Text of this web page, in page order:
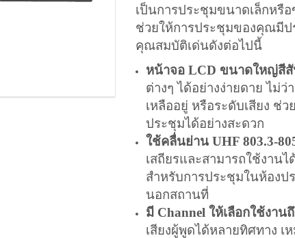
เป็นการประชุมขนาดเล็กหรื
ช่วยให้การประชุมของคุณมี
คุณสมบัติเด่นดังต่อไปนี้
หน้าจอ LCD ขนาดใหญ่สี
ต่างๆ ได้อย่างง่ายดาย ไม่ว่
เหลืออยู่ หรือระดับเสียง ช่
ประชุมได้อย่างสะดวก
ใช้คลื่นย่าน UHF 803.3-
เสถียรและสามารถใช้งานไ
สำหรับการประชุมในห้อง
นอกสถานที่
มี Channel ให้เลือกใช้งาน
เสียงผู้พูดได้หลายทิศทาง เ